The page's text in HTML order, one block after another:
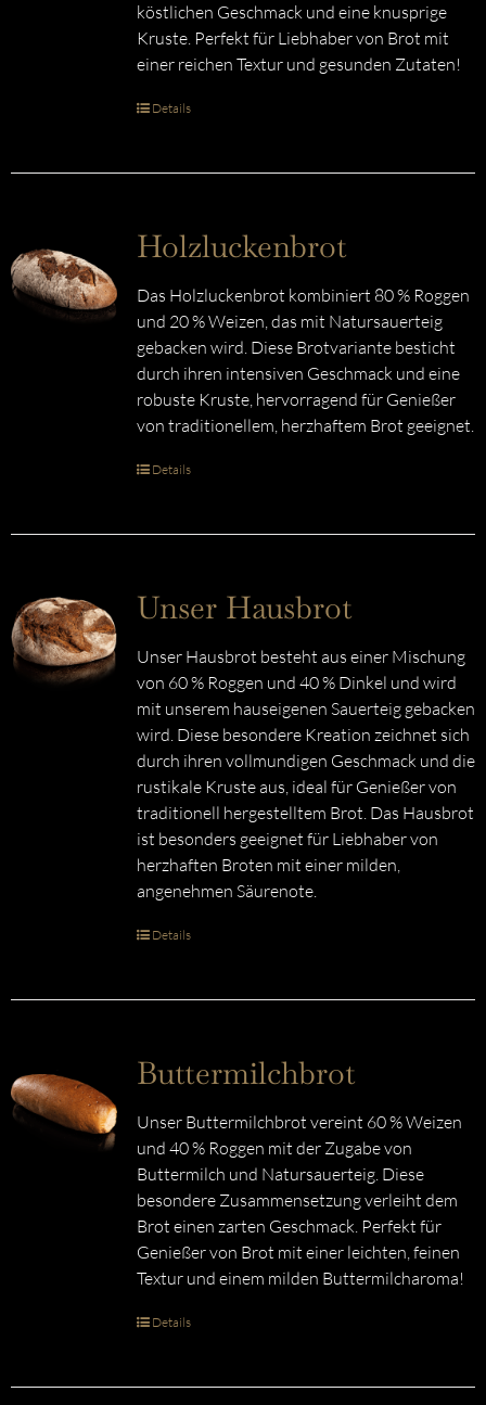
köstlichen Geschmack und eine knusprige
Kruste. Perfekt für Liebhaber von Brot mit
einer reichen Textur und gesunden Zutaten!
Details
Holzluckenbrot
Das Holzluckenbrot kombiniert 80 % Roggen
und 20 % Weizen, das mit Natursauerteig
gebacken wird. Diese Brotvariante besticht
durch ihren intensiven Geschmack und eine
robuste Kruste, hervorragend für Genießer
von traditionellem, herzhaftem Brot geeignet.
Details
Unser Hausbrot
Unser Hausbrot besteht aus einer Mischung
von 60 % Roggen und 40 % Dinkel und wird
mit unserem hauseigenen Sauerteig gebacken
wird. Diese besondere Kreation zeichnet sich
durch ihren vollmundigen Geschmack und die
rustikale Kruste aus, ideal für Genießer von
traditionell hergestelltem Brot. Das Hausbrot
ist besonders geeignet für Liebhaber von
herzhaften Broten mit einer milden,
angenehmen Säurenote.
Details
Buttermilchbrot
Unser Buttermilchbrot vereint 60 % Weizen
und 40 % Roggen mit der Zugabe von
Buttermilch und Natursauerteig. Diese
besondere Zusammensetzung verleiht dem
Brot einen zarten Geschmack. Perfekt für
Genießer von Brot mit einer leichten, feinen
Textur und einem milden Buttermilcharoma!
Details